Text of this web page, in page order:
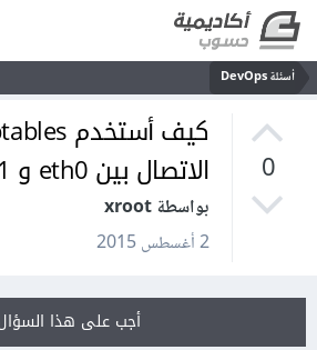
أسئلة DevOps
0
الاتصال بين eth0 و eth1؟
بواسطة xroot
2 أغسطس 2015
أجب على هذا السؤال